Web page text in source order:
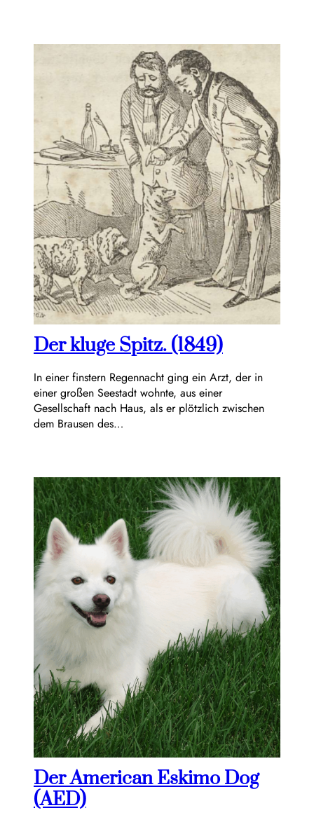
Der kluge Spitz. (1849)
In einer finstern Regennacht ging ein Arzt, der in
einer großen Seestadt wohnte, aus einer
Gesellschaft nach Haus, als er plötzlich zwischen
dem Brausen des…
Der American Eskimo Dog
(AED)